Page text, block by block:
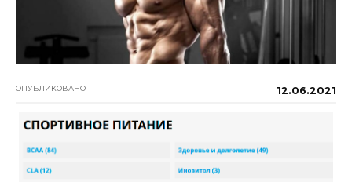
ОПУБЛИКОВАНО 12.06.2021